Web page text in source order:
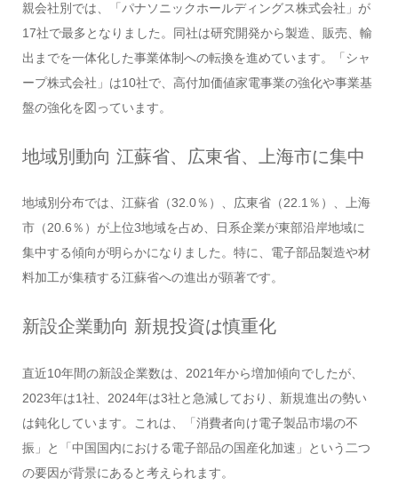
親会社別では、「パナソニックホールディングス株式会社」が
17社で最多となりました。同社は研究開発から製造、販売、輸
出までを一体化した事業体制への転換を進めています。「シャ
ープ株式会社」は10社で、高付加価値家電事業の強化や事業基
盤の強化を図っています。
地域別動向 江蘇省、広東省、上海市に集中
地域別分布では、江蘇省（32.0％）、広東省（22.1％）、上海
市（20.6％）が上位3地域を占め、日系企業が東部沿岸地域に
集中する傾向が明らかになりました。特に、電子部品製造や材
料加工が集積する江蘇省への進出が顕著です。
新設企業動向 新規投資は慎重化
直近10年間の新設企業数は、2021年から増加傾向でしたが、
2023年は1社、2024年は3社と急減しており、新規進出の勢い
は鈍化しています。これは、「消費者向け電子製品市場の不
振」と「中国国内における電子部品の国産化加速」という二つ
の要因が背景にあると考えられます。